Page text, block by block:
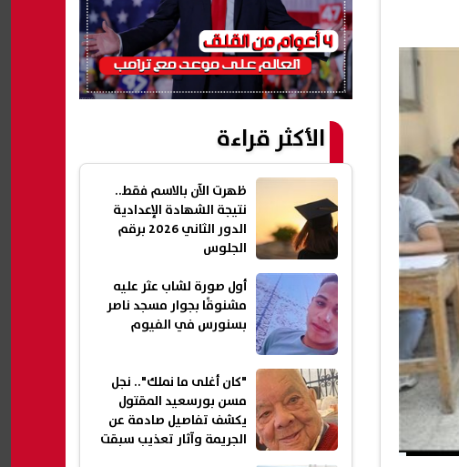
الأكثر قراءة
ظهرت الآن بالاسم فقط..
نتيجة الشهادة الإعدادية
الدور الثاني 2026 برقم
الجلوس
أول صورة لشاب عثر عليه
مشنوقًا بجوار مسجد ناصر
بسنورس في الفيوم
"كان أغلى ما نملك".. نجل
مسن بورسعيد المقتول
يكشف تفاصيل صادمة عن
الجريمة وآثار تعذيب سبقت